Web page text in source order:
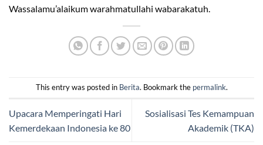
Wassalamu’alaikum warahmatullahi wabarakatuh.
This entry was posted in Berita. Bookmark the permalink.
Upacara Memperingati Hari
Kemerdekaan Indonesia ke 80
Sosialisasi Tes Kemampuan
Akademik (TKA)